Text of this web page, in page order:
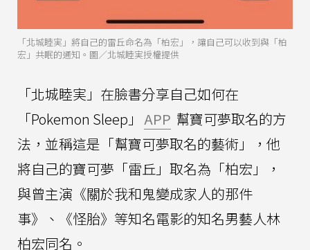
「北城睦実」將自己的雷丘命名為「柏宏」，讓自己可以收到與「柏
宏」共眠的通知。圖／北城睦実授權提供
「北城睦実」在臉書分享自己如何在
「Pokemon Sleep」 APP 幫寶可夢取名的方
法，並稱這是「幫寶可夢取名的藝術」，他
將自己的寶可夢「雷丘」取名為「柏宏」，
與曾主演《關於我和鬼變成家人的那件
事》、《怪胎》等知名電影的知名男藝人林
柏宏同名。